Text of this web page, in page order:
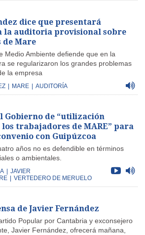
dice que presentará
la auditoria provisional sobre
Mare
Medio Ambiente defiende que en la
se regularizaron los grandes problemas
la empresa
MARE AUDITORÍA
Gobierno de “utilización
trabajadores de MARE” para
con Guipúzcoa
años no es defendible en términos
o ambientales.
JAVIER
VERTEDERO DE MERUELO
de Javier Fernández
Popular por Cantabria y exconsejero
Javier Fernández, ofrecerá mañana,